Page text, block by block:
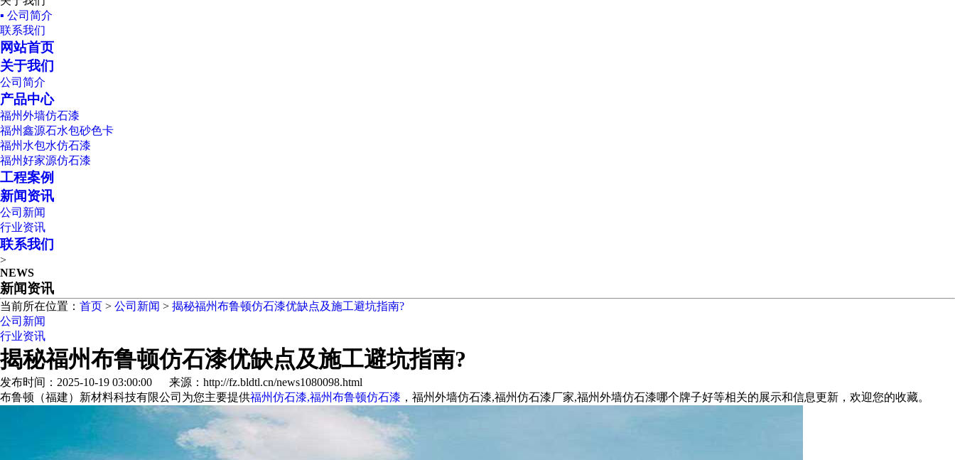
▪ 公司简介
联系我们
网站首页
关于我们
公司简介
产品中心
福州外墙仿石漆
福州鑫源石水包砂色卡
福州水包水仿石漆
福州好家源仿石漆
工程案例
新闻资讯
公司新闻
行业资讯
联系我们
>
NEWS
新闻资讯
当前所在位置： 首页 > 公司新闻 > 揭秘福州布鲁顿仿石漆优缺点及施工避坑指南?
公司新闻
行业资讯
揭秘福州布鲁顿仿石漆优缺点及施工避坑指南?
发布时间：2025-10-19 03:00:00 来源：http://fz.bldtl.cn/news1080098.html
布鲁顿（福建）新材料科技有限公司为您主要提供福州仿石漆,福州布鲁顿仿石漆 ，福州外墙仿石漆,福州仿石漆厂家,福州外墙仿石漆哪个牌子好等相关的展示和信息更新，欢迎您的收藏。